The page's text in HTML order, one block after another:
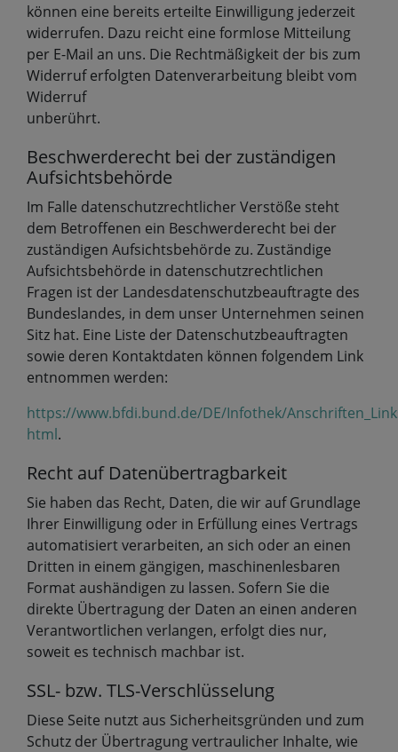
können eine bereits erteilte Einwilligung jederzeit
widerrufen. Dazu reicht eine formlose Mitteilung
per E-Mail an uns. Die Rechtmäßigkeit der bis zum
Widerruf erfolgten Datenverarbeitung bleibt vom
Widerruf
unberührt.
Beschwerderecht bei der zuständigen
Aufsichtsbehörde
Im Falle datenschutzrechtlicher Verstöße steht
dem Betroffenen ein Beschwerderecht bei der
zuständigen Aufsichtsbehörde zu. Zuständige
Aufsichtsbehörde in datenschutzrechtlichen
Fragen ist der Landesdatenschutzbeauftragte des
Bundeslandes, in dem unser Unternehmen seinen
Sitz hat. Eine Liste der Datenschutzbeauftragten
sowie deren Kontaktdaten können folgendem Link
entnommen werden:
https://www.bfdi.bund.de/DE/Infothek/
html.
Recht auf Datenübertragbarkeit
Sie haben das Recht, Daten, die wir auf Grundlage
Ihrer Einwilligung oder in Erfüllung eines Vertrags
automatisiert verarbeiten, an sich oder an einen
Dritten in einem gängigen, maschinenlesbaren
Format aushändigen zu lassen. Sofern Sie die
direkte Übertragung der Daten an einen anderen
Verantwortlichen verlangen, erfolgt dies nur,
soweit es technisch machbar ist.
SSL- bzw. TLS-Verschlüsselung
Diese Seite nutzt aus Sicherheitsgründen und zum
Schutz der Übertragung vertraulicher Inhalte, wie